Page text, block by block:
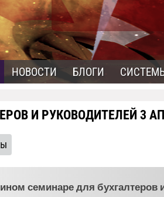
НОВОСТИ БЛОГИ
И РУКОВОДИТЕЛЕЙ 3
семинаре для бухгалтеров